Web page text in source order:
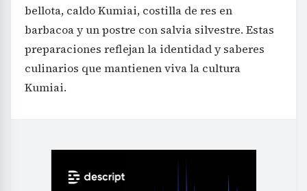
bellota, caldo Kumiai, costilla de res en
barbacoa y un postre con salvia silvestre. Estas
preparaciones reflejan la identidad y saberes
culinarios que mantienen viva la cultura
Kumiai.